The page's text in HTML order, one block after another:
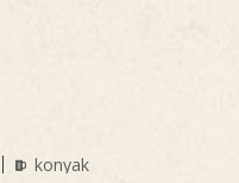
konyak